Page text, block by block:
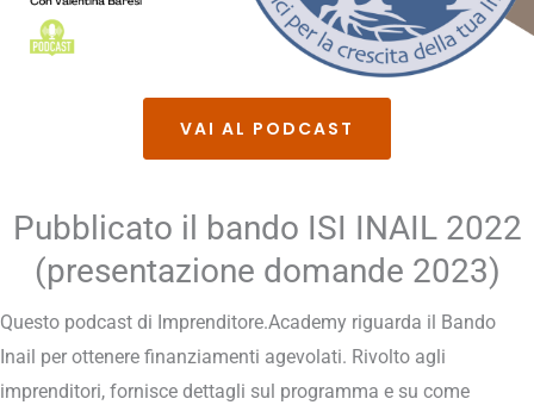
VAI AL PODCAST
Pubblicato il bando ISI INAIL 2022
(presentazione domande 2023)
Questo podcast di Imprenditore.Academy riguarda il Bando
Inail per ottenere finanziamenti agevolati. Rivolto agli
imprenditori, fornisce dettagli sul programma e su come